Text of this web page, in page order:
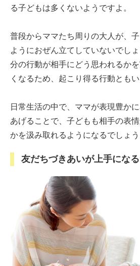
る子どもは多くないようですよ。
普段からママたち周りの大人が、
ようにおぜん立てしていないでし
分の行動が相手にどう思われるか
くなるため、起こり得る行動ともい
日常生活の中で、ママが表現豊か
あげることで、子どもも相手の表
かを汲み取れるようになるでしょう
友だちづきあいが上手にな